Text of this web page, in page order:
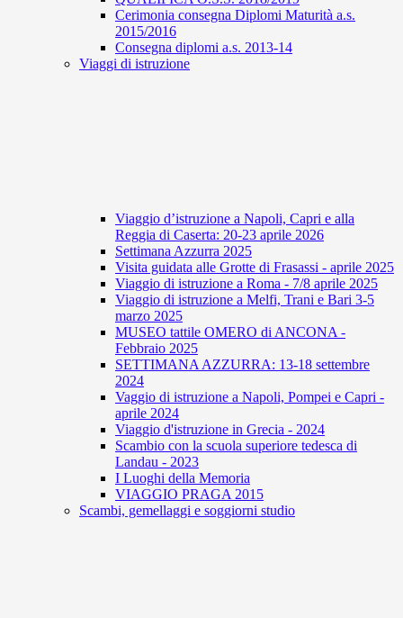
Cerimonia consegna Diplomi Maturità a.s.
2015/2016
Consegna diplomi a.s. 2013-14
Viaggi di istruzione
Viaggio d’istruzione a Napoli, Capri e alla
Reggia di Caserta: 20-23 aprile 2026
Settimana Azzurra 2025
Visita guidata alle Grotte di Frasassi - aprile 2025
Viaggio di istruzione a Roma - 7/8 aprile 2025
Viaggio di istruzione a Melfi, Trani e Bari 3-5
marzo 2025
MUSEO tattile OMERO di ANCONA -
Febbraio 2025
SETTIMANA AZZURRA: 13-18 settembre
2024
Vaggio di istruzione a Napoli, Pompei e Capri -
aprile 2024
Viaggio d'istruzione in Grecia - 2024
Scambio con la scuola superiore tedesca di
Landau - 2023
I Luoghi della Memoria
VIAGGIO PRAGA 2015
Scambi, gemellaggi e soggiorni studio